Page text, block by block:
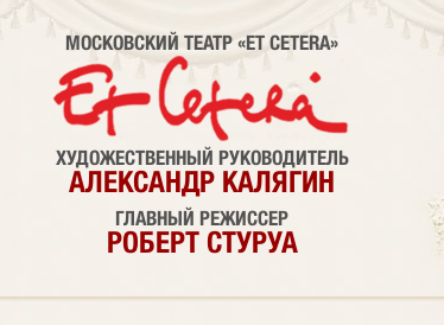
МОСКОВСКИЙ ТЕАТР «ET CETERA»
ХУДОЖЕСТВЕННЫЙ РУКОВОДИТЕЛЬ
АЛЕКСАНДР КАЛЯГИН
ГЛАВНЫЙ РЕЖИССЕР
РОБЕРТ СТУРУА